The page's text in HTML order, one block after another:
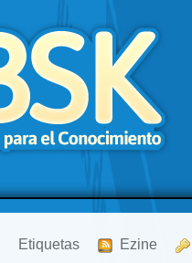
Etiquetas Ezine